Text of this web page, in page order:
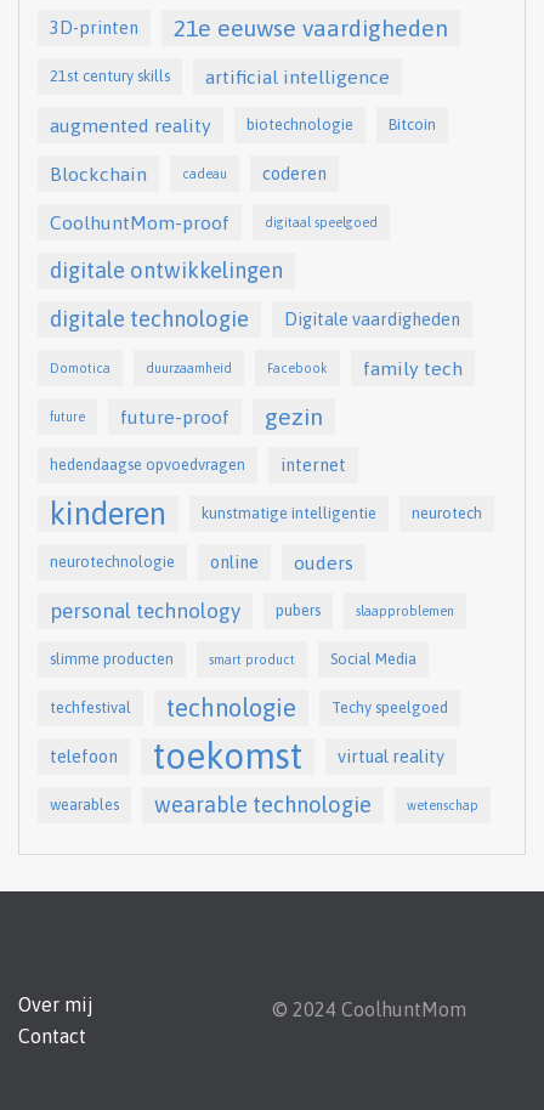
3D-printen 21e eeuwse vaardigheden
21st century skills artificial intelligence
augmented reality biotechnologie Bitcoin
Blockchain cadeau coderen
CoolhuntMom-proof digitaal speelgoed
digitale ontwikkelingen
digitale technologie
Digitale vaardigheden
Domotica duurzaamheid Facebook family tech
future future-proof gezin
hedendaagse opvoedvragen internet
kinderen kunstmatige intelligentie neurotech
neurotechnologie online ouders
personal technology pubers slaapproblemen
slimme producten smart product Social Media
techfestival technologie Techy speelgoed
telefoon toekomst virtual reality
wearables wearable technologie wetenschap
Over mij
Contact
© 2024 CoolhuntMom